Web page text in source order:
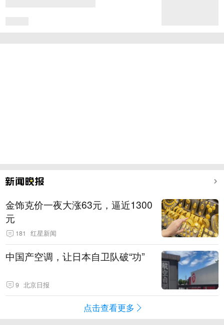
金饰克价一夜大涨63元，逼近1300
元
181 红星新闻
中国产空调，让日本自卫队破“功”
9 北京日报
点击查看更多